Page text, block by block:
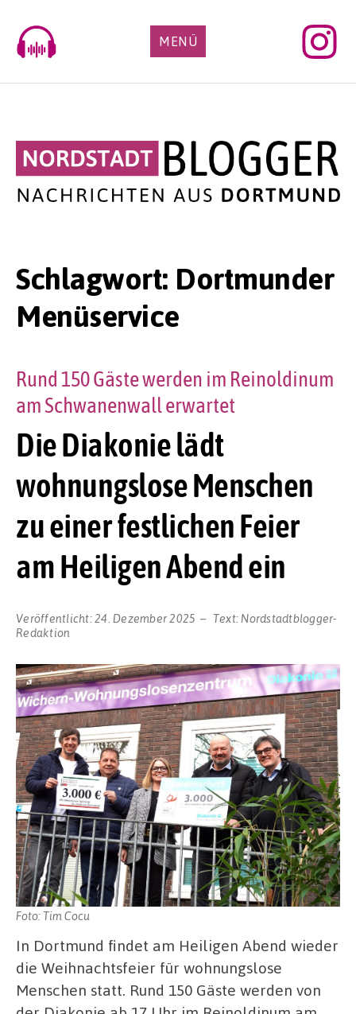
content
MENÜ
Schlagwort: Dortmunder
Menüservice
Die Diakonie lädt
wohnungslose Menschen
zu einer festlichen Feier
am Heiligen Abend ein
Rund 150 Gäste werden im Reinoldinum
am Schwanenwall erwartet
Veröffentlicht:24. Dezember 2025 Text: Nordstadtblogger-
Redaktion
Foto: Tim Cocu
In Dortmund findet am Heiligen Abend wieder
die Weihnachtsfeier für wohnungslose
Menschen statt. Rund 150 Gäste werden von